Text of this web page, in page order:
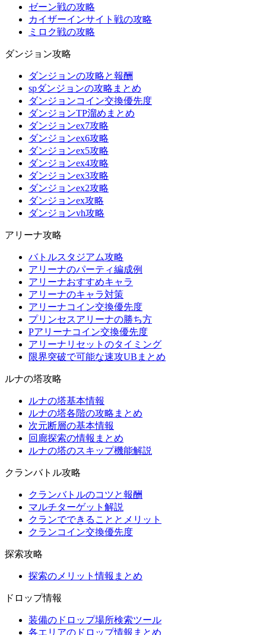
ゼーン戦の攻略
カイザーインサイト戦の攻略
ミロク戦の攻略
ダンジョン攻略
ダンジョンの攻略と報酬
spダンジョンの攻略まとめ
ダンジョンコイン交換優先度
ダンジョンTP溜めまとめ
ダンジョンex7攻略
ダンジョンex6攻略
ダンジョンex5攻略
ダンジョンex4攻略
ダンジョンex3攻略
ダンジョンex2攻略
ダンジョンex攻略
ダンジョンvh攻略
アリーナ攻略
バトルスタジアム攻略
アリーナのパーティ編成例
アリーナおすすめキャラ
アリーナのキャラ対策
アリーナコイン交換優先度
プリンセスアリーナの勝ち方
Pアリーナコイン交換優先度
アリーナリセットのタイミング
限界突破で可能な速攻UBまとめ
ルナの塔攻略
ルナの塔基本情報
ルナの塔各階の攻略まとめ
次元断層の基本情報
回廊探索の情報まとめ
ルナの塔のスキップ機能解説
クランバトル攻略
クランバトルのコツと報酬
マルチターゲット解説
クランでできることとメリット
クランコイン交換優先度
探索攻略
探索のメリット情報まとめ
ドロップ情報
装備のドロップ場所検索ツール
各エリアのドロップ情報まとめ